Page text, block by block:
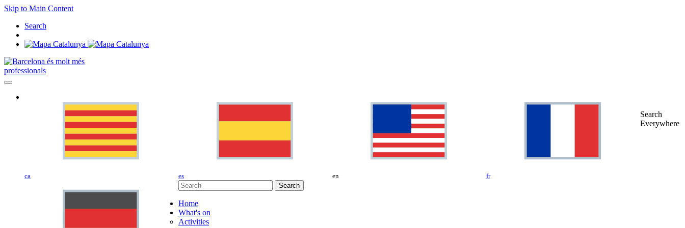
Skip to Main Content
Search
professionals
ca es en fr
Search
Everywhere
Search
Home
What's on
Activities